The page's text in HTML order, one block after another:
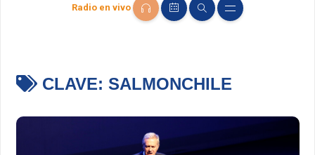
Radio en vivo
CLAVE: SALMONCHILE